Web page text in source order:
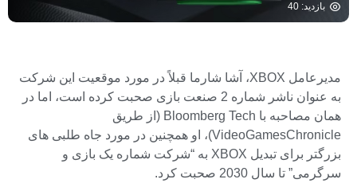
بازدید: 40
مدیرعامل XBOX، آشا شارما قبلاً در مورد موقعیت این شرکت
به عنوان ناشر شماره 2 صنعت بازی صحبت کرده است، اما در
همان مصاحبه با Bloomberg Tech (از طریق
VideoGamesChronicle)، او همچنین در مورد جاه طلبی های
بزرگتر برای تبدیل XBOX به “شرکت شماره یک بازی و
سرگرمی” تا سال 2030 صحبت کرد.